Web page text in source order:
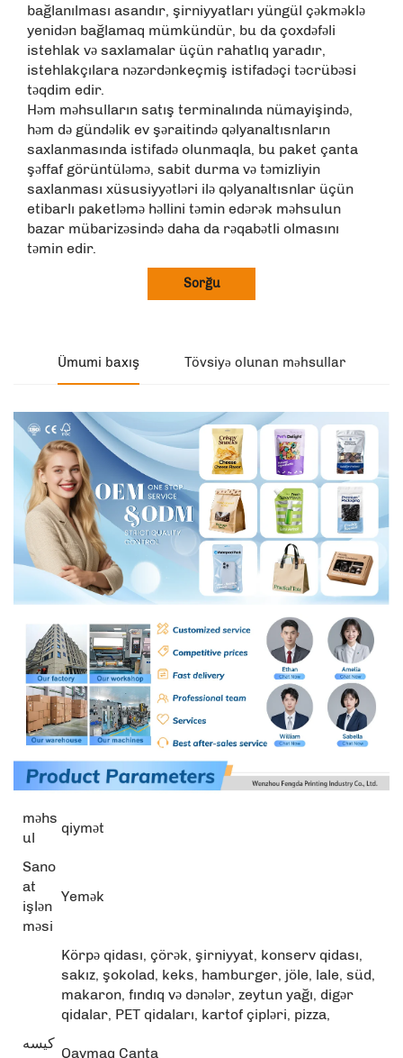
bağlanılması asandır, şirniyyatları yüngül çəkməklə
yenidən bağlamaq mümkündür, bu da çoxdəfəli
istehlak və saxlamalar üçün rahatlıq yaradır,
istehlakçılara nəzərdənkeçmiş istifadəçi təcrübəsi
təqdim edir.
Həm məhsulların satış terminalında nümayişində,
həm də gündəlik ev şəraitində qəlyanaltısnların
saxlanmasında istifadə olunmaqla, bu paket çanta
şəffaf görüntüləmə, sabit durma və təmizliyin
saxlanması xüsusiyyətləri ilə qəlyanaltısnlar üçün
etibarlı paketləmə həllini təmin edərək məhsulun
bazar mübarizəsində daha da rəqabətli olmasını
təmin edir.
Sorğu
Ümumi baxış Tövsiyə olunan məhsullar
məhs
ul
qiymət
Sano
at
işlən
məsi
Yemək
Körpə qidası, çörək, şirniyyat, konserv qidası,
sakız, şokolad, keks, hamburger, jöle, lale, süd,
makaron, fındıq və dənələr, zeytun yağı, digər
qidalar, PET qidaları, kartof çipləri, pizza,
کیسه
Qaymaq Çanta